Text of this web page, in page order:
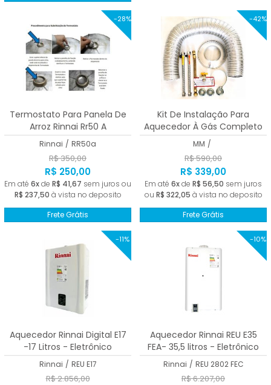
-28%
Termostato Para Panela De
Arroz Rinnai Rr50 A
Rinnai / RR50a
R$ 350,00
R$ 250,00
Em até 6xde R$ 41,67 sem juros ou
R$ 237,50 à vista no deposito
Frete Grátis
-42%
Kit De Instalação Para
Aquecedor À Gás Completo
Homologado
MM /
R$ 590,00
R$ 339,00
Em até 6xde R$ 56,50 sem juros
ou R$ 322,05 à vista no deposito
Frete Grátis
-11%
Aquecedor Rinnai Digital E17
-17 Litros - Eletrônico
Rinnai / REU E17
R$ 2.856,00
-10%
Aquecedor Rinnai REU E35
FEA- 35,5 litros - Eletrônico
Rinnai / REU 2802 FEC
R$ 6.207,00